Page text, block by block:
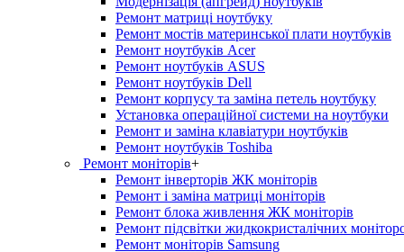
Ремонт матриці ноутбуку
Ремонт мостів материнської плати ноутбуків
Ремонт ноутбуків Acer
Ремонт ноутбуків ASUS
Ремонт ноутбуків Dell
Ремонт корпусу та заміна петель ноутбуку
Установка операційної системи на ноутбуки
Ремонт и заміна клавіатури ноутбуків
Ремонт ноутбуків Toshiba
Ремонт моніторів+
Ремонт інверторів ЖК моніторів
Ремонт і заміна матриці моніторів
Ремонт блока живлення ЖК моніторів
Ремонт підсвітки жидкокристалічних
Ремонт моніторів Samsung